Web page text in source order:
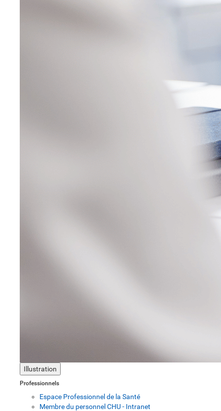
Illustration
Professionnels
Espace Professionnel de la Santé
Membre du personnel CHU - Intranet